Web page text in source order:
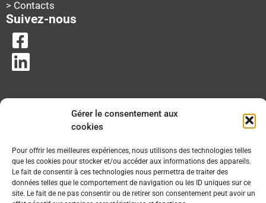
Gérer le consentement aux
cookies
Pour offrir les meilleures expériences, nous utilisons des technologies telles
que les cookies pour stocker et/ou accéder aux informations des appareils.
Le fait de consentir à ces technologies nous permettra de traiter des
données telles que le comportement de navigation ou les ID uniques sur ce
site. Le fait de ne pas consentir ou de retirer son consentement peut avoir un
> Contacts
Suivez-nous